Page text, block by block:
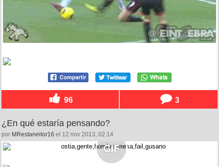
96 3
¿En qué estaría pensando?
por MRestaneitor16 el 12 nov 2013, 02:14